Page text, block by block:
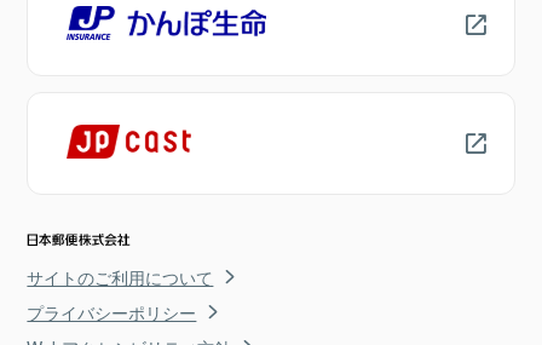
サイトのご利用について
プライバシーポリシー